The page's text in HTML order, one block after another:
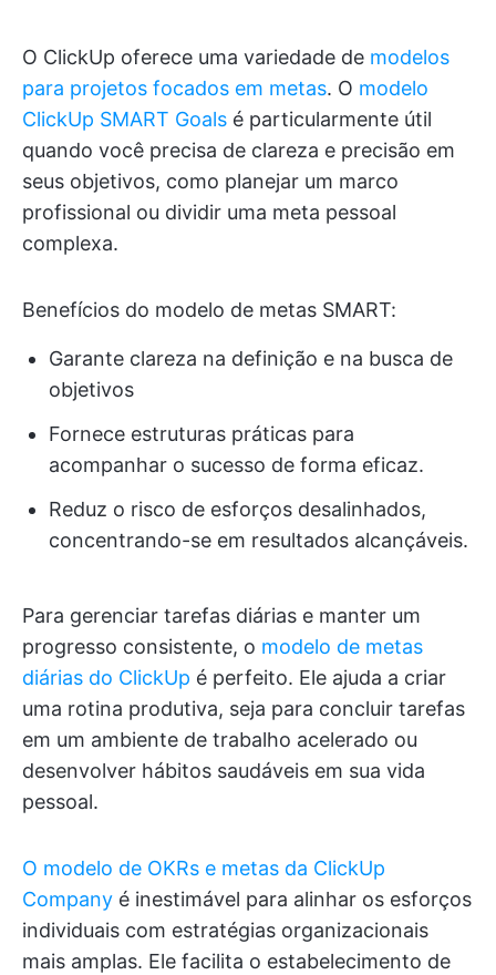
O ClickUp oferece uma variedade de modelos
para projetos focados em metas. O modelo
ClickUp SMART Goals é particularmente útil
quando você precisa de clareza e precisão em
seus objetivos, como planejar um marco
profissional ou dividir uma meta pessoal
complexa.
Benefícios do modelo de metas SMART:
Garante clareza na definição e na busca de
objetivos
Fornece estruturas práticas para
acompanhar o sucesso de forma eficaz.
Reduz o risco de esforços desalinhados,
concentrando-se em resultados alcançáveis.
Para gerenciar tarefas diárias e manter um
progresso consistente, o modelo de metas
diárias do ClickUp é perfeito. Ele ajuda a criar
uma rotina produtiva, seja para concluir tarefas
em um ambiente de trabalho acelerado ou
desenvolver hábitos saudáveis em sua vida
pessoal.
O modelo de OKRs e metas da ClickUp
Company é inestimável para alinhar os esforços
individuais com estratégias organizacionais
mais amplas. Ele facilita o estabelecimento de